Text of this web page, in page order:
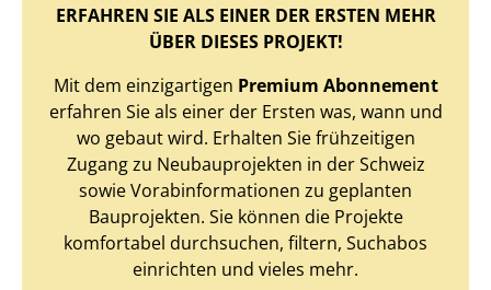
ERFAHREN SIE ALS EINER DER ERSTEN MEHR
ÜBER DIESES PROJEKT!
Mit dem einzigartigen Premium Abonnement
erfahren Sie als einer der Ersten was, wann und
wo gebaut wird. Erhalten Sie frühzeitigen
Zugang zu Neubauprojekten in der Schweiz
sowie Vorabinformationen zu geplanten
Bauprojekten. Sie können die Projekte
komfortabel durchsuchen, filtern, Suchabos
einrichten und vieles mehr.